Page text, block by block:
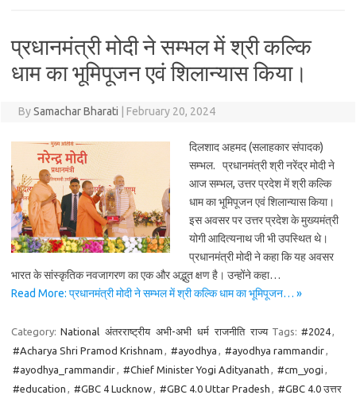
प्रधानमंत्री मोदी ने सम्भल में श्री कल्कि
धाम का भूमिपूजन एवं शिलान्यास किया।
BySamachar Bharati February 20, 2024
दिलशाद अहमद (सलाहकार संपादक)
सम्भल. प्रधानमंत्री श्री नरेंद्र मोदी ने
आज सम्भल, उत्तर प्रदेश में श्री कल्कि
धाम का भूमिपूजन एवं शिलान्यास किया।
इस अवसर पर उत्तर प्रदेश के मुख्यमंत्री
योगी आदित्यनाथ जी भी उपस्थित थे।
प्रधानमंत्री मोदी ने कहा कि यह अवसर
भारत के सांस्कृतिक नवजागरण का एक और अद्भुत क्षण है। उन्होंने कहा…
Read More: प्रधानमंत्री मोदी ने सम्भल में श्री कल्कि धाम का भूमिपूजन… »
Category: National अंतरराष्ट्रीय अभी-अभी धर्म राजनीति राज्य Tags: #2024,
#Acharya Shri Pramod Krishnam , #ayodhya , #ayodhya rammandir,
#ayodhya_rammandir, #Chief Minister Yogi Adityanath , #cm_yogi ,
#education , #GBC 4 Lucknow, #GBC 4.0 Uttar Pradesh , #GBC 4.0 उत्तर